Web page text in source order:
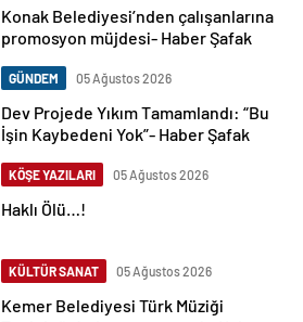
Konak Belediyesi’nden çalışanlarına
promosyon müjdesi- Haber Şafak
GÜNDEM 05 Ağustos 2026
Dev Projede Yıkım Tamamlandı: “Bu
İşin Kaybedeni Yok”- Haber Şafak
KÖŞE YAZILARI 05 Ağustos 2026
Haklı Ölü…!
KÜLTÜR SANAT 05 Ağustos 2026
Kemer Belediyesi Türk Müziği